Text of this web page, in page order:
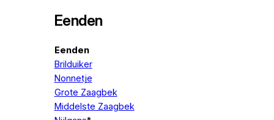
Eenden
Eenden
Brilduiker
Nonnetje
Grote Zaagbek
Middelste Zaagbek